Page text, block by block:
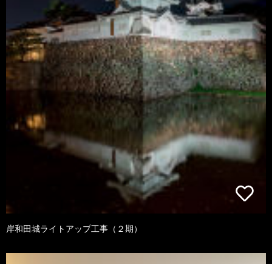
岸和田城ライトアップ工事（２期）